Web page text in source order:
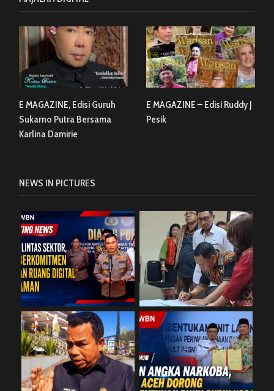
E MAGAZINE, Edisi Guruh
Sukarno Putra Bersama
Karlina Damirie
E MAGAZINE – Edisi Ruddy J
Pesik
NEWS IN PICTURES